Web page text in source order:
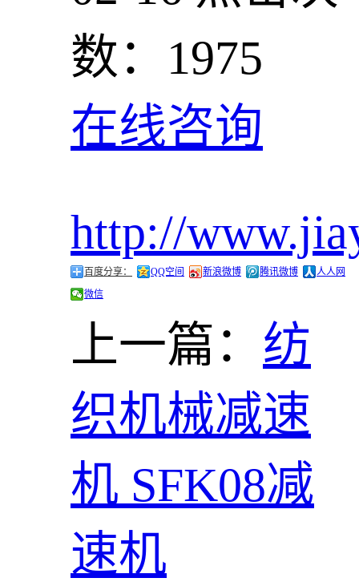
数：1975
在线咨询
http://
百度分享： QQ空间 新浪微博 腾讯微博
人人网
微信
上一篇： 纺
织机械减速
机 SFK08减
速机